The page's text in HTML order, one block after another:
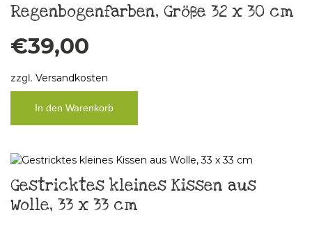
Regenbogenfarben, Größe 32 x 30 cm
€39,00
zzgl. Versandkosten
In den Warenkorb
Gestricktes kleines Kissen aus
Wolle, 33 x 33 cm